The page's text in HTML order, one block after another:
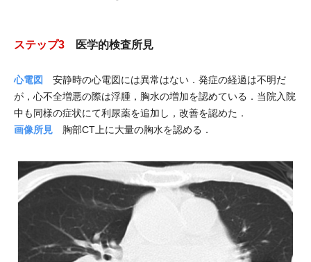
ステップ3 医学的検査所見
心電図 安静時の心電図には異常はない．発症の経過は不明だ
が，心不全増悪の際は浮腫，胸水の増加を認めている．当院入院
中も同様の症状にて利尿薬を追加し，改善を認めた．
画像所見 胸部CT上に大量の胸水を認める．